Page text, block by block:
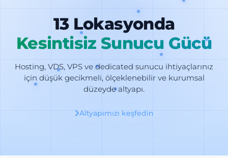
13 Lokasyonda
Kesintisiz Sunucu Gücü
Hosting, VDS, VPS ve dedicated sunucu ihtiyaçlarınız
için düşük gecikmeli, ölçeklenebilir ve kurumsal
düzeyde altyapı.
Altyapımızı keşfedin